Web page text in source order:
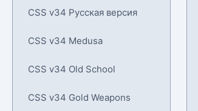
CSS v34 Русская версия
CSS v34 Medusa
CSS v34 Old School
CSS v34 Gold Weapons